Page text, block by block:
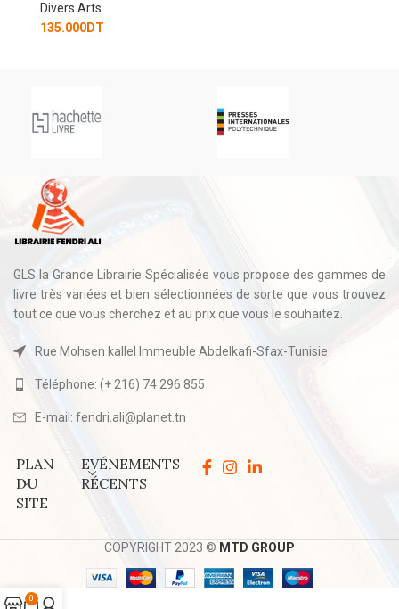
Arts
DT
GLS la Grande Librairie Spécialisée vous propose des gammes de
livre très variées et bien sélectionnées de sorte que vous trouvez
tout ce que vous cherchez et au prix que vous le souhaitez.
Rue Mohsen kallel Immeuble Abdelkafi-Sfax-Tunisie
Téléphone: (+ 216) 74 296 855
E-mail: fendri.ali@planet.tn
PLAN
DU
SITE
EVÉNEMENTS
RÉCENTS
COPYRIGHT 2023 © MTD GROUP
0